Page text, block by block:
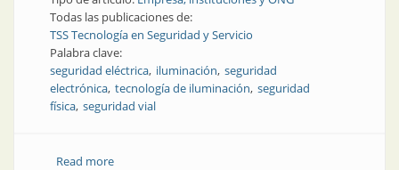
Todas las publicaciones de:
TSS Tecnología en Seguridad y Servicio
Palabra clave:
seguridad eléctrica iluminación seguridad
electrónica tecnología de iluminación seguridad
física seguridad vial
Read moreabout Empresa | TSS, seguridad y calidad en